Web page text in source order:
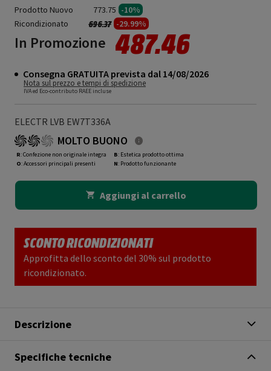
Prodotto Nuovo 773.75 -10%
Ricondizionato
Prezzo ridotto da
696.37a -29.99%
In Promozione 487.46
Consegna GRATUITA prevista dal 14/08/2026
Nota sul prezzo e tempi di spedizione
IVA ed Eco-contributo RAEE incluse
ELECTR LVB EW7T336A
MOLTO BUONO
R: Confezione non originale integra
O: Accessori principali presenti
B: Estetica prodotto ottima
N: Prodotto funzionante
Aggiungi al carrello
SCONTO RICONDIZIONATI
Approfitta dello sconto del 30% sul prodotto
ricondizionato.
Descrizione
Specifiche tecniche